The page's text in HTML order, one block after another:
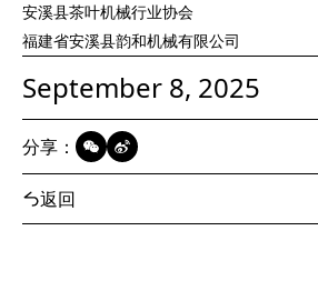
September 8, 2025
分享：
返回
安溪县茶叶机械行业协会
福建省安溪县韵和机械有限公司